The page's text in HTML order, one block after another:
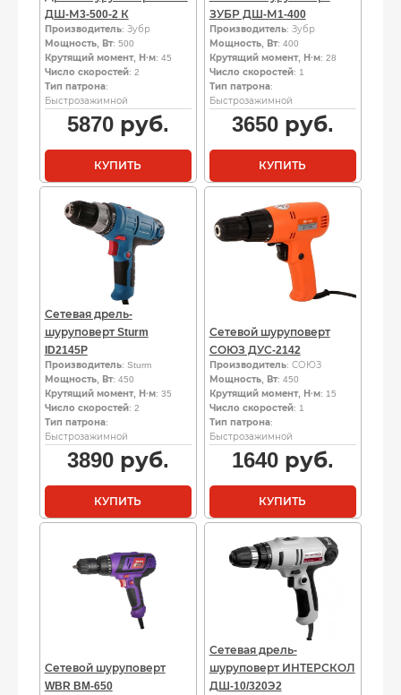
ДШ-М3-500-2 К
Производитель: Зубр
Мощность, Вт: 500
Крутящий момент, Н·м: 45
Число скоростей: 2
Тип патрона:
Быстрозажимной
5870руб.
КУПИТЬ
ЗУБР ДШ-М1-400
Производитель: Зубр
Мощность, Вт: 400
Крутящий момент, Н·м: 28
Число скоростей: 1
Тип патрона:
Быстрозажимной
3650руб.
КУПИТЬ
Сетевая дрель-
шуруповерт Sturm
ID2145P
Производитель: Sturm
Мощность, Вт: 450
Крутящий момент, Н·м: 35
Число скоростей: 2
Тип патрона:
Быстрозажимной
3890руб.
КУПИТЬ
Сетевой шуруповерт
СОЮЗ ДУС-2142
Производитель: СОЮЗ
Мощность, Вт: 450
Крутящий момент, Н·м: 15
Число скоростей: 1
Тип патрона:
Быстрозажимной
1640руб.
КУПИТЬ
Сетевой шуруповерт
WBR BM-650
Сетевая дрель-
шуруповерт ИНТЕРСКОЛ
ДШ-10/320Э2